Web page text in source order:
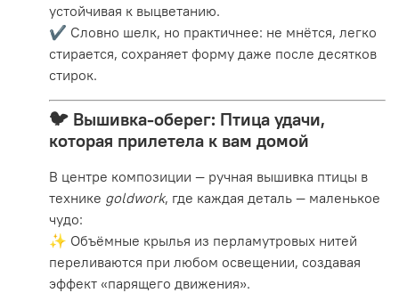
устойчивая к выцветанию.
✔️ Словно шелк, но практичнее: не мнётся, легко
стирается, сохраняет форму даже после десятков
стирок.
🐦 Вышивка-оберег: Птица удачи,
которая прилетела к вам домой
В центре композиции — ручная вышивка птицы в
технике goldwork, где каждая деталь — маленькое
чудо:
✨ Объёмные крылья из перламутровых нитей
переливаются при любом освещении, создавая
эффект «парящего движения».